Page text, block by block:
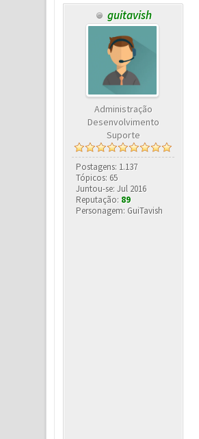
guitavish
Administração
Desenvolvimento
Suporte
Postagens: 1.137
Tópicos: 65
Juntou-se: Jul 2016
Reputação: 89
Personagem: GuiTavish